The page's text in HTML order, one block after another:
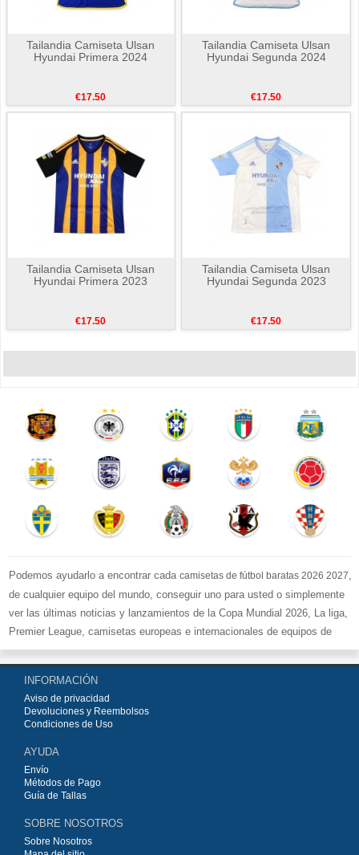
Tailandia Camiseta Ulsan
Hyundai Primera 2024
€17.50
Tailandia Camiseta Ulsan
Hyundai Segunda 2024
€17.50
Tailandia Camiseta Ulsan
Hyundai Primera 2023
€17.50
Tailandia Camiseta Ulsan
Hyundai Segunda 2023
€17.50
Podemos ayudarlo a encontrar cada camisetas de fútbol baratas 2026 2027,
de cualquier equipo del mundo, conseguir uno para usted o simplemente
ver las últimas noticias y lanzamientos de la Copa Mundial 2026, La liga,
Premier League, camisetas europeas e internacionales de equipos de
fútbol y kits.
Comprecamisetas de fútbol baratas replicasen la tienda deportiva
más grande de Europa. ¡Grandes ofertas en todas las camisetas del club
de fútbol, ​​kits europeos e internacionales, todo a los precios más bajos!
Compre nuestra gran selección de
INFORMACIÓN
Aviso de privacidad
Devoluciones y Reembolsos
Condiciones de Uso
AYUDA
Envío
Métodos de Pago
Guía de Tallas
SOBRE NOSOTROS
Sobre Nosotros